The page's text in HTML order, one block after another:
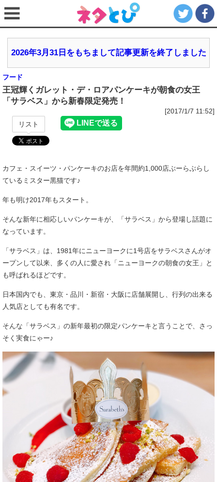
2026年3月31日をもちまして記事更新を終了しました
フード
王冠輝くガレット・デ・ロアパンケーキが朝食の女王
「サラベス」から新春限定発売！
[2017/1/7 11:52]
リスト
カフェ・スイーツ・パンケーキのお店を年間約1,000店ぶーらぶらし
ているミスター黒猫です♪
年も明け2017年もスタート。
そんな新年に相応しいパンケーキが、「サラベス」から登場し話題に
なっています。
「サラベス」は、1981年にニューヨークに1号店をサラベスさんがオ
ープンして以来、多くの人に愛され「ニューヨークの朝食の女王」と
も呼ばれるほどです。
日本国内でも、東京・品川・新宿・大阪に店舗展開し、行列の出来る
人気店としても有名です。
そんな「サラベス」の新年最初の限定パンケーキと言うことで、さっ
そく実食にゃー♪